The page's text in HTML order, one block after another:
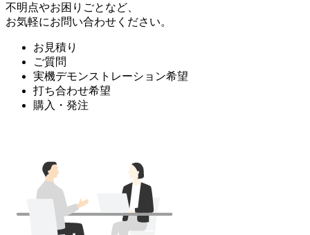
不明点やお困りごとなど、
お気軽にお問い合わせください。
お見積り
ご質問
実機デモンストレーション希望
打ち合わせ希望
購入・発注